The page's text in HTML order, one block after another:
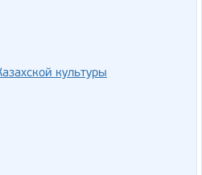
культуры